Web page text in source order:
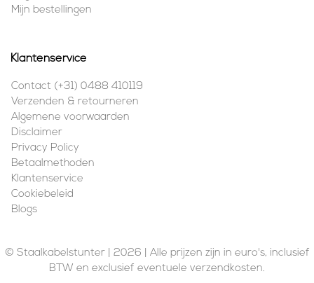
Mijn bestellingen
Klantenservice
Contact (+31) 0488 410119
Verzenden & retourneren
Algemene voorwaarden
Disclaimer
Privacy Policy
Betaalmethoden
Klantenservice
Cookiebeleid
Blogs
© Staalkabelstunter | 2026 | Alle prijzen zijn in euro's, inclusief
BTW en exclusief eventuele verzendkosten.